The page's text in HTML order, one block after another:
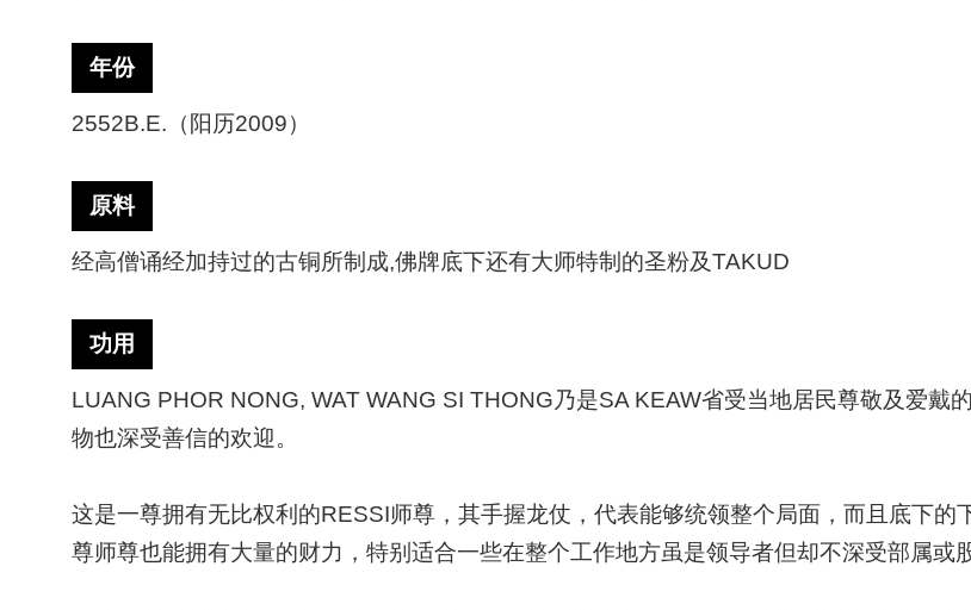
年份
2552B.E.（阳历2009）
原料
经高僧诵经加持过的古铜所制成,佛牌底下还有大师特制的圣粉及TAKUD
功用
LUANG PHOR NONG, WAT WANG SI THONG乃是SA KEAW省受当地居民尊敬及爱戴
物也深受善信的欢迎。
这是一尊拥有无比权利的RESSI师尊，其手握龙仗，代表能够统领整个局面，而且底下
尊师尊也能拥有大量的财力，特别适合一些在整个工作地方虽是领导者但却不深受部属或